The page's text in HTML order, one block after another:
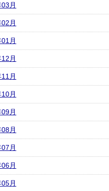
月
月
月
月
月
月
月
月
月
月
月